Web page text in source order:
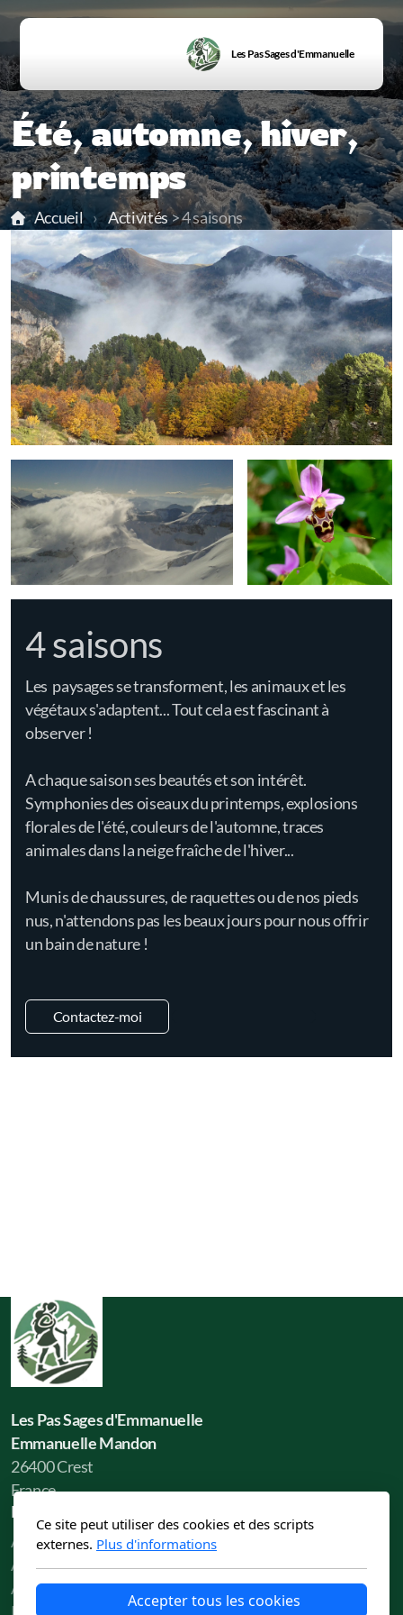
Les Pas Sages d'Emmanuelle
Été, automne, hiver,
printemps
Accueil Activités> 4 saisons
4 saisons
Les paysages se transforment, les animaux et les
végétaux s'adaptent... Tout cela est fascinant à
observer !
A chaque saison ses beautés et son intérêt.
Symphonies des oiseaux du printemps, explosions
florales de l'été, couleurs de l'automne, traces
animales dans la neige fraîche de l'hiver...
Munis de chaussures, de raquettes ou de nos pieds
nus, n'attendons pas les beaux jours pour nous offrir
un bain de nature !
Contactez-moi
Les Pas Sages d'Emmanuelle
Emmanuelle Mandon
26400 Crest
France
Menu principal
Accueil
À propos
Activités
Ce site peut utiliser des cookies et des scripts
externes. Plus d'informations
Accepter tous les cookies